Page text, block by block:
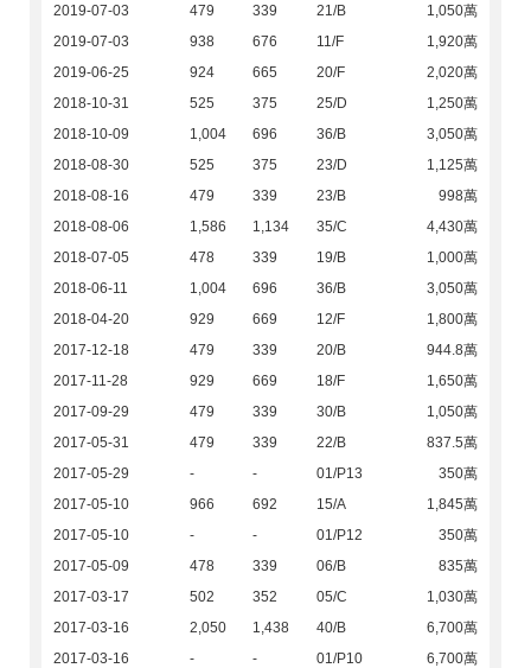
2019-07-03
479 339 21/B
1,050萬
2019-07-03
938 676 11/F
1,920萬
2019-06-25
924 665 20/F
2,020萬
2018-10-31
525 375 25/D
1,250萬
2018-10-09
1,004 696 36/B
3,050萬
2018-08-30
525 375 23/D
1,125萬
2018-08-16
479 339 23/B
998萬
2018-08-06
1,586 1,134 35/C
4,430萬
2018-07-05
478 339 19/B
1,000萬
2018-06-11
1,004 696 36/B
3,050萬
2018-04-20
929 669 12/F
1,800萬
2017-12-18
479 339 20/B
944.8萬
2017-11-28
929 669 18/F
1,650萬
2017-09-29
479 339 30/B
1,050萬
2017-05-31
479 339 22/B
837.5萬
2017-05-29
- - 01/P13
350萬
2017-05-10
966 692 15/A
1,845萬
2017-05-10
- - 01/P12
350萬
2017-05-09
478 339 06/B
835萬
2017-03-17
502 352 05/C
1,030萬
2017-03-16
2,050 1,438 40/B
6,700萬
2017-03-16
- - 01/P10
6,700萬